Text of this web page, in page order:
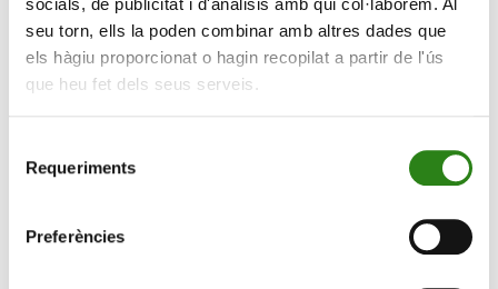
socials, de publicitat i d'anàlisis amb qui col·laborem. Al
seu torn, ells la poden combinar amb altres dades que
els hàgiu proporcionat o hagin recopilat a partir de l'ús
que heu fet dels seus serveis.
Requeriments
Preferències
La Fundació ofereix periòdicament un ampli ventall
d’activitats en el marc del programa ‘Envelliment
saludable’ que complementa amb diverses propostes a
es pot consultar la programació
complerta, tant presencial com online.
Les inscripcions s’obren el dilluns 2 de setembre. Les
persones interessades s’han d’inscriure a través del